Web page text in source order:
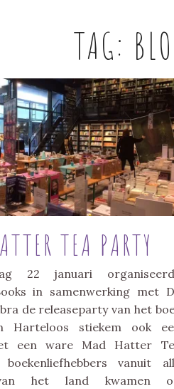
TAG:
TEA PARTY
22 januari
in samenwerking met
de releaseparty van het
Harteloos stiekem ook
een ware Mad Hatter
vanuit
het land kwamen